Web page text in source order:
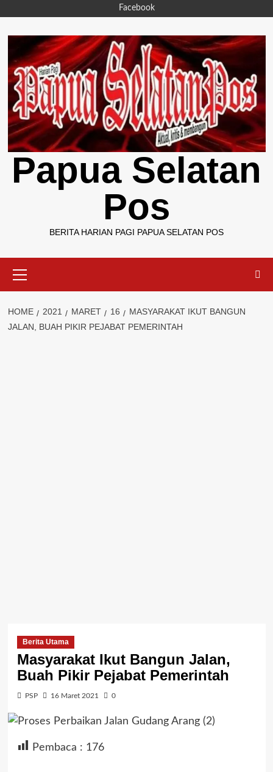
content
Facebook
Papua Selatan
Pos
BERITA HARIAN PAGI PAPUA SELATAN POS
Menu
HOME 2021 MARET 16
MASYARAKAT IKUT BANGUN
JALAN, BUAH PIKIR PEJABAT PEMERINTAH
Berita Utama
Masyarakat Ikut Bangun Jalan,
Buah Pikir Pejabat Pemerintah
PSP 16 Maret 2021 0
Pembaca : 176